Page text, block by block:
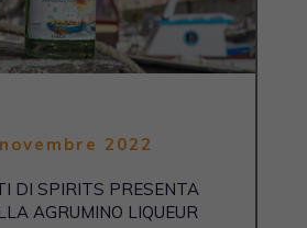
2022
DI SPIRITS PRESENTA
AGRUMINO LIQUEUR